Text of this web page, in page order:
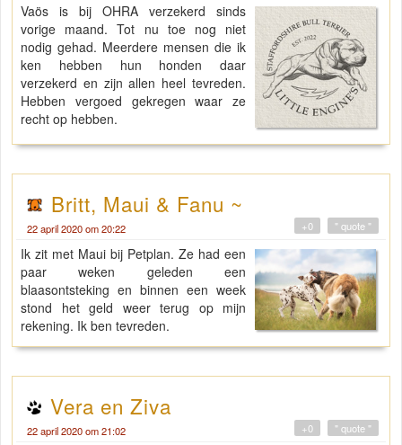
Vaös is bij OHRA verzekerd sinds
vorige maand. Tot nu toe nog niet
nodig gehad. Meerdere mensen die ik
ken hebben hun honden daar
verzekerd en zijn allen heel tevreden.
Hebben vergoed gekregen waar ze
recht op hebben.
Britt, Maui & Fanu ~
22 april 2020 om 20:22 " quote "
+0
Ik zit met Maui bij Petplan. Ze had een
paar weken geleden een
blaasontsteking en binnen een week
stond het geld weer terug op mijn
rekening. Ik ben tevreden.
Vera en Ziva
22 april 2020 om 21:02 " quote "
+0